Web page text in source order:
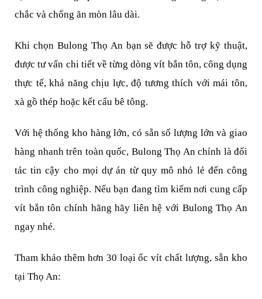
chắc và chống ăn mòn lâu dài.
Khi chọn Bulong Thọ An bạn sẽ được hỗ trợ kỹ thuật,
được tư vấn chi tiết về từng dòng vít bắn tôn, công dụng
thực tế, khả năng chịu lực, độ tương thích với mái tôn,
xà gồ thép hoặc kết cấu bê tông.
Với hệ thống kho hàng lớn, có sẵn số lượng lớn và giao
hàng nhanh trên toàn quốc, Bulong Thọ An chính là đối
tác tin cậy cho mọi dự án từ quy mô nhỏ lẻ đến công
trình công nghiệp. Nếu bạn đang tìm kiếm nơi cung cấp
vít bắn tôn chính hãng hãy liên hệ với Bulong Thọ An
ngay nhé.
Tham khảo thêm hơn 30 loại ốc vít chất lượng, sẵn kho
tại Thọ An: